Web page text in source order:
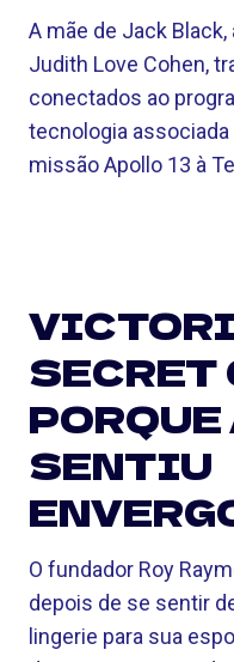
A mãe de Jack
Judith Love Cohen,
conectados ao
tecnologia
missão Apollo 13 à
SECRET
SENTIU
O fundador Roy
depois de se sentir
lingerie para sua